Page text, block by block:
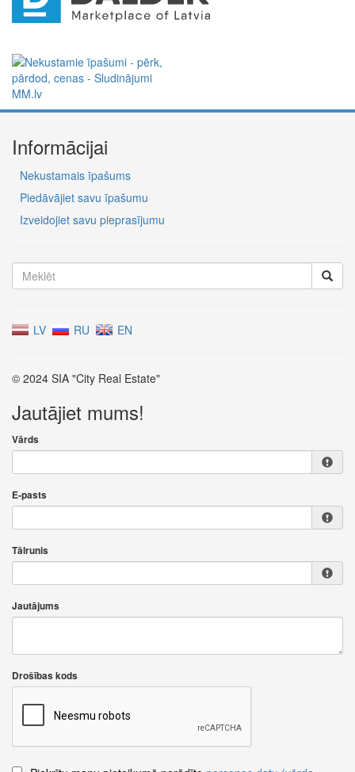
Informācijai
Nekustamais īpašums
Piedāvājiet savu īpašumu
Izveidojiet savu pieprasījumu
LV RU EN
© 2024 SIA "City Real Estate"
Jautājiet mums!
Vārds
E-pasts
Tālrunis
Jautājums
Drošības kods